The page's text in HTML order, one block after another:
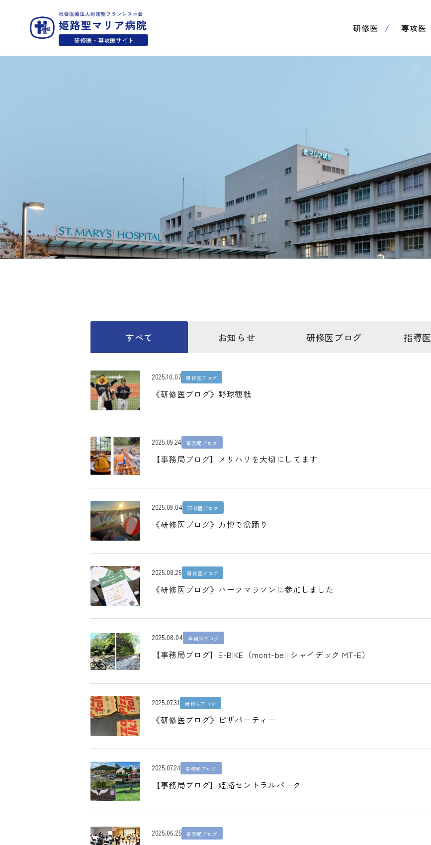
研修医 専攻医
すべて お知らせ 研修医ブログ 指導医
2025.10.07 研修医ブログ
《研修医ブログ》野球観戦
2025.09.24 事務局ブログ
【事務局ブログ】メリハリを大切にしてます
2025.09.04 研修医ブログ
《研修医ブログ》万博で盆踊り
2025.08.26 研修医ブログ
《研修医ブログ》ハーフマラソンに参加しました
2025.08.04 事務局ブログ
【事務局ブログ】E-BIKE（mont-bell シャイデック MT-E）
2025.07.31 研修医ブログ
《研修医ブログ》ピザパーティー
2025.07.24 事務局ブログ
【事務局ブログ】姫路セントラルパーク
2025.06.25 事務局ブログ